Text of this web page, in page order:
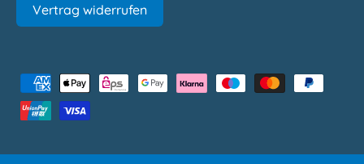
Vertrag widerrufen
a